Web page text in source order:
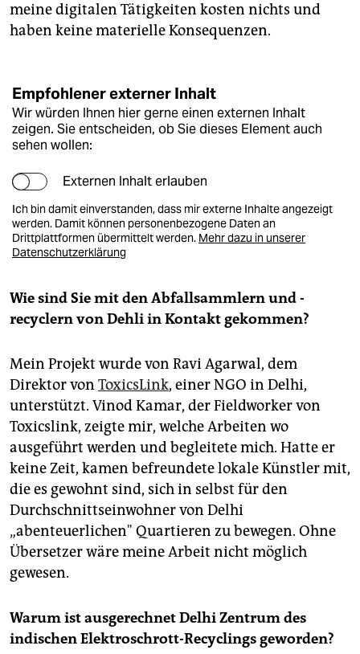
meine digitalen Tätigkeiten kosten nichts und
haben keine materielle Konsequenzen.
Empfohlener externer Inhalt
Wir würden Ihnen hier gerne einen externen Inhalt
zeigen. Sie entscheiden, ob Sie dieses Element auch
sehen wollen:
Externen Inhalt erlauben
Ich bin damit einverstanden, dass mir externe Inhalte angezeigt
werden. Damit können personenbezogene Daten an
Drittplattformen übermittelt werden. Mehr dazu in unserer
Datenschutzerklärung
Wie sind Sie mit den Abfallsammlern und -
recyclern von Dehli in Kontakt gekommen?
Mein Projekt wurde von Ravi Agarwal, dem
Direktor von ToxicsLink, einer NGO in Delhi,
unterstützt. Vinod Kamar, der Fieldworker von
Toxicslink, zeigte mir, welche Arbeiten wo
ausgeführt werden und begleitete mich. Hatte er
keine Zeit, kamen befreundete lokale Künstler mit,
die es gewohnt sind, sich in selbst für den
Durchschnittseinwohner von Delhi
„abenteuerlichen" Quartieren zu bewegen. Ohne
Übersetzer wäre meine Arbeit nicht möglich
gewesen.
Warum ist ausgerechnet Delhi Zentrum des
indischen Elektroschrott-Recyclings geworden?